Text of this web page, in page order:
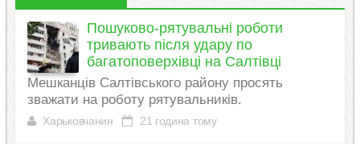
Пошуково-рятувальні роботи
тривають після удару по
багатоповерхівці на Салтівці
Мешканців Салтівського району просять
зважати на роботу рятувальників.
Харьковчанин 21 година тому